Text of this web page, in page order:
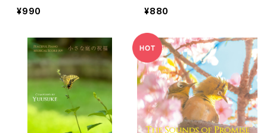
My Life" Peaceful Piano
¥990
Dear Place" Peaceful Pi
¥880